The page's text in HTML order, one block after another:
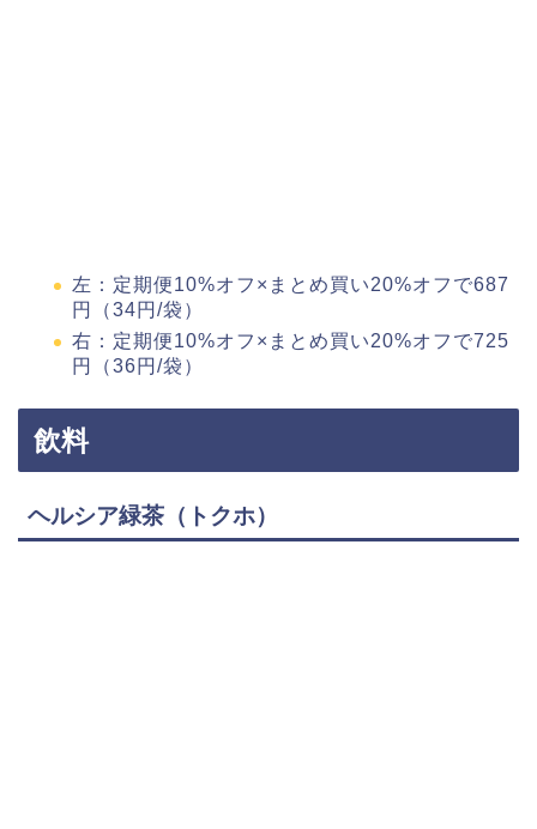
左：定期便10%オフ×まとめ買い20%オフで687
円（34円/袋）
右：定期便10%オフ×まとめ買い20%オフで725
円（36円/袋）
飲料
ヘルシア緑茶（トクホ）